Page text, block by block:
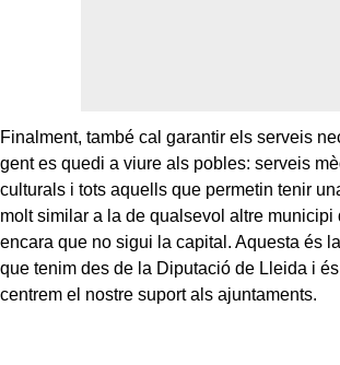
Finalment, també cal garantir els serveis
gent es quedi a viure als pobles: serveis
culturals i tots aquells que permetin tenir
molt similar a la de qualsevol altre municipi
encara que no sigui la capital. Aquesta és
que tenim des de la Diputació de Lleida i
centrem el nostre suport als ajuntaments.